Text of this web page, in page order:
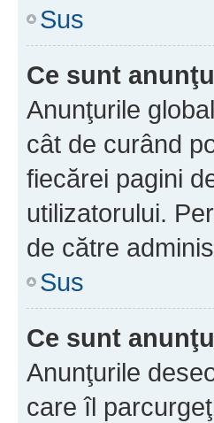
Sus
Ce sunt
Anunţurile
cât de curând
fiecărei pagini
utilizatorului.
de către
Sus
Ce sunt
Anunţurile
care îl